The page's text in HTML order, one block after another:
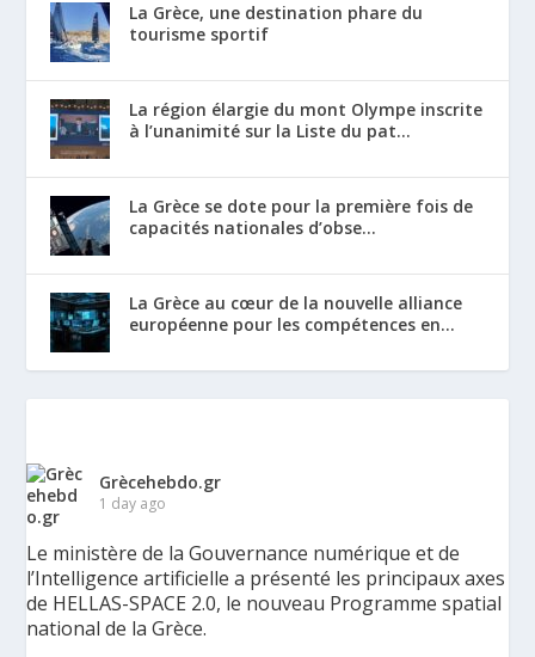
La Grèce, une destination phare du
tourisme sportif
La région élargie du mont Olympe inscrite
à l’unanimité sur la Liste du pat...
La Grèce se dote pour la première fois de
capacités nationales d’obse...
La Grèce au cœur de la nouvelle alliance
européenne pour les compétences en...
Grècehebdo.gr
1 day ago
Le ministère de la Gouvernance numérique et de
l’Intelligence artificielle a présenté les principaux axes
de HELLAS-SPACE 2.0, le nouveau Programme spatial
national de la Grèce.